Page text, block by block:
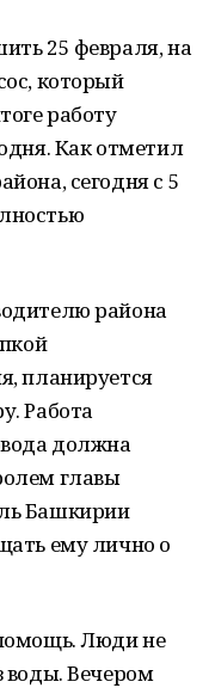
25 февраля, на
который
работу
Как отметил
сегодня с 5
района
планируется
Работа
должна
главы
Башкирии
ему лично о
Люди не
воды. Вечером